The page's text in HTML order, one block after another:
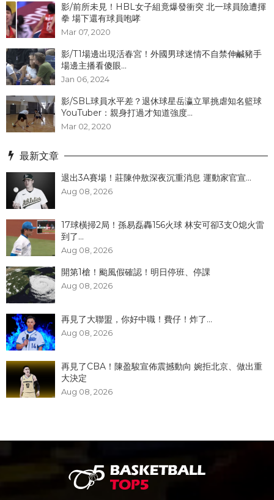
影/前所未見！HBL女子組竟爆發衝突 北一球員險遭揮
拳 場下還有球員咆哮
Mar 07, 2020
影/T1場邊出現活春宮！外國男球迷情不自禁伸鹹豬手
場邊主播看傻眼...
Jan 06, 2024
影/SBL球員水平差？退休球星岳瀛立單挑虐知名籃球
YouTuber：親身打過才知道強度...
Mar 02, 2020
最新文章
退出3A賽場！莊陳仲敖深夜沉重消息 運動家官宣...
Aug 08, 2026
17球橫掃2局！孫易磊轟156火球 林安可卻3支0熄火雷
到了...
Aug 08, 2026
開第1槍！颱風假確認！明日停班、停課
Aug 08, 2026
再見了大聯盟，你好中職！費仔！炸了...
Aug 08, 2026
再見了CBA！陳盈駿宣佈震撼動向 婉拒北京、做出重
大決定
Aug 08, 2026